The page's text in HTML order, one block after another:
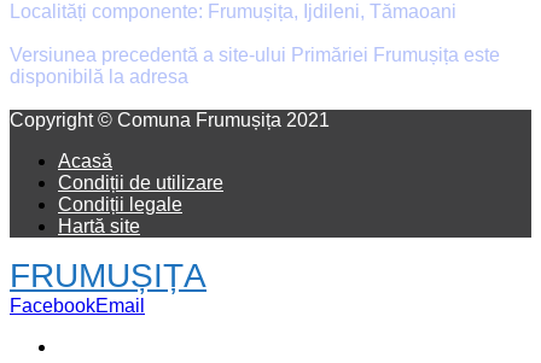
Localități componente: Frumușița, Ijdileni, Tămaoani
Versiunea precedentă a site-ului Primăriei Frumușița este
disponibilă la adresa
Copyright © Comuna Frumușița 2021
Acasă
Condiții de utilizare
Condiții legale
Hartă site
FRUMUȘIȚA
FacebookEmail